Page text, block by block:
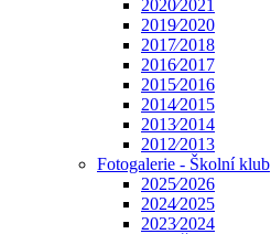
2020⁄2021
2019⁄2020
2017⁄2018
2016⁄2017
2015⁄2016
2014⁄2015
2013⁄2014
2012⁄2013
Fotogalerie - Školní klub
2025⁄2026
2024⁄2025
2023⁄2024